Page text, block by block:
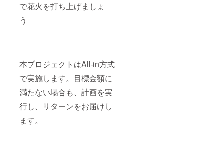
で花火を打ち上げましょ
う！
本プロジェクトはAll-in方式
で実施します。目標金額に
満たない場合も、計画を実
行し、リターンをお届けし
ます。